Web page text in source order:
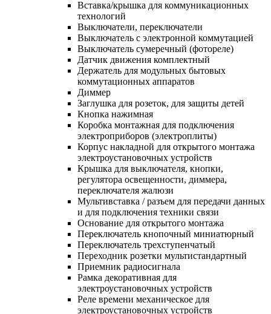
Вставка/крышка для коммуникационных
технологий
Выключатели, переключатели
Выключатель с электронной коммутацией
Выключатель сумеречный (фотореле)
Датчик движения комплектный
Держатель для модульных бытовых
коммутационных аппаратов
Диммер
Заглушка для розеток, для защиты детей
Кнопка нажимная
Коробка монтажная для подключения
электроприборов (электроплиты)
Корпус накладной для открытого монтажа
электроустановочных устройств
Крышка для выключателя, кнопки,
регулятора освещенности, диммера,
переключателя жалюзи
Мультивставка / разъем для передачи данных
и для подключения техники связи
Основание для открытого монтажа
Переключатель кнопочный миниатюрный
Переключатель трехступенчатый
Переходник розетки мультистандартный
Приемник радиосигнала
Рамка декоративная для
электроустановочных устройств
Реле времени механическое для
электроустановочных устройств